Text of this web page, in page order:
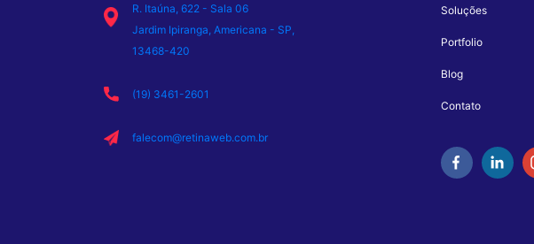
R. Itaúna, 622 - Sala 06
Jardim Ipiranga, Americana - SP,
13468-420
(19) 3461-2601
falecom@retinaweb.com.br
Soluções
Portfolio
Blog
Contato